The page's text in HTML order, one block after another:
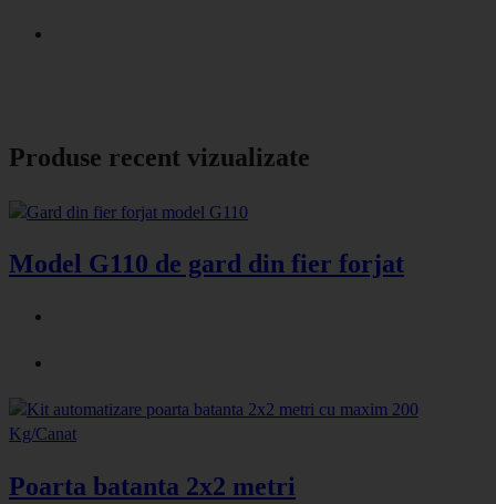
Produse recent vizualizate
Model G110 de gard din fier forjat
Poarta batanta 2x2 metri